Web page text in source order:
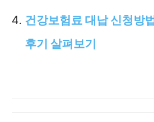
건강보험료 대납 신청방
후기 살펴보기